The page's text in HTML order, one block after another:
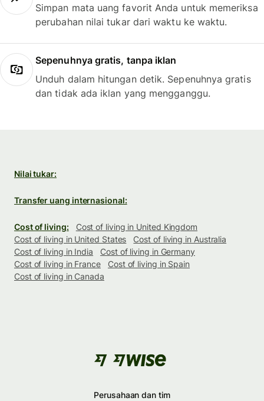
Simpan mata uang favorit Anda untuk memeriksa
perubahan nilai tukar dari waktu ke waktu.
Sepenuhnya gratis, tanpa iklan
Unduh dalam hitungan detik. Sepenuhnya gratis
dan tidak ada iklan yang mengganggu.
Nilai tukar:
Transfer uang internasional:
Cost of living:
Cost of living in United Kingdom
Cost of living in United States
Cost of living in Australia
Cost of living in India
Cost of living in Germany
Cost of living in France
Cost of living in Spain
Cost of living in Canada
Perusahaan dan tim